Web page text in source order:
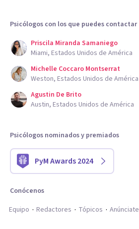
Psicólogos con los que puedes contactar
Priscila Miranda Samaniego
Miami, Estados Unidos de América
Michelle Coccaro Montserrat
Weston, Estados Unidos de América
Agustin De Brito
Austin, Estados Unidos de América
Psicólogos nominados y premiados
PyM Awards 2024
Conócenos
Equipo
Redactores Tópicos Anúnciate